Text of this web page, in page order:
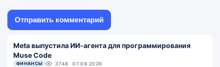
Meta выпустила ИИ-агента для программирования
Muse Code
ФИНАНСЫ 3748 07.08.2026